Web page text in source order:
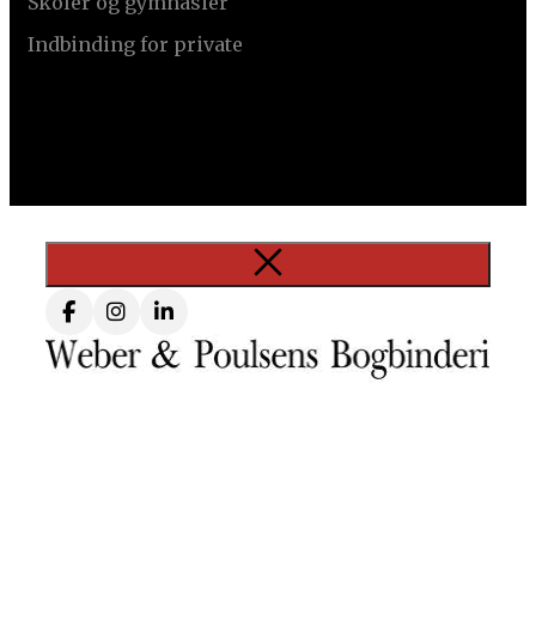
Indbinding for private